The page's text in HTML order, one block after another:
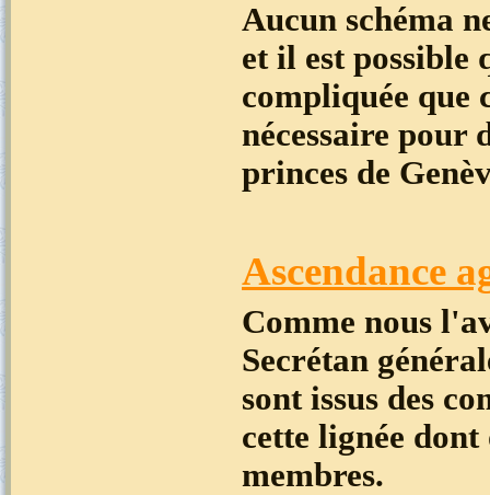
Aucun schéma
et il est possible
compliquée que
nécessaire pour
princes de
Ascendance
Comme nous
Secrétan
sont issus des
cette lignée
membres.